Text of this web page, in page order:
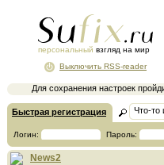
персональный взгляд на мир
Для сохранения настроек
Выключить RSS-reader
Быстрая регистрация
Логин: Пароль:
News2